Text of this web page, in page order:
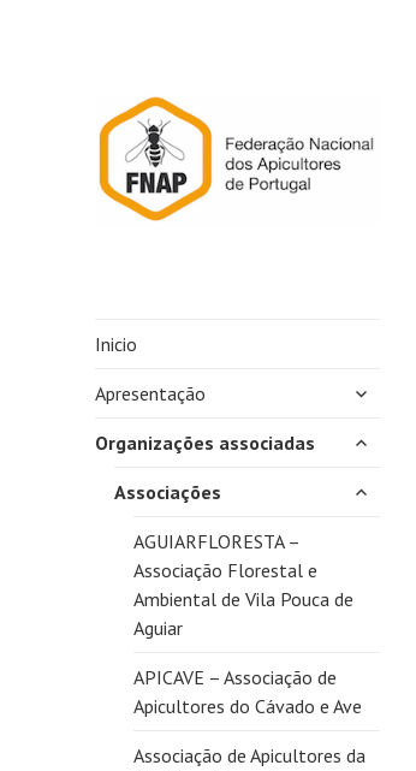
Inicio
Apresentação
expandir
Organizações associadas
expandir
Associações
expandir
AGUIARFLORESTA –
Associação Florestal e
Ambiental de Vila Pouca de
Aguiar
APICAVE – Associação de
Apicultores do Cávado e Ave
Associação de Apicultores da